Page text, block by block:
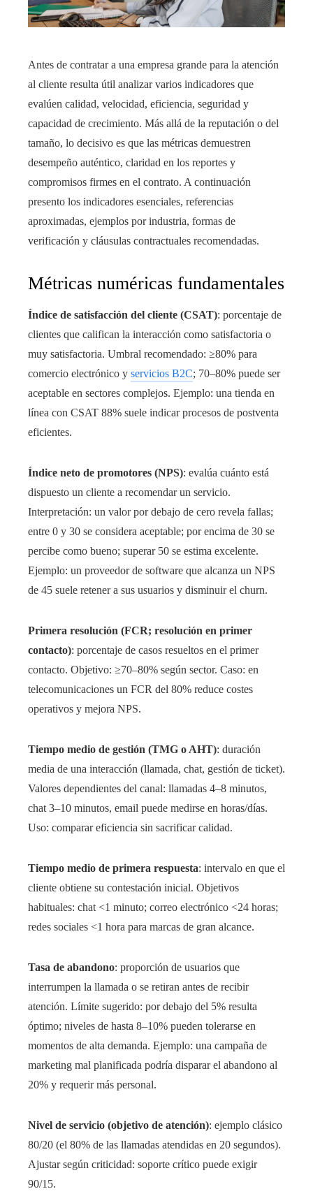
Antes de contratar a una empresa grande para la atención
al cliente resulta útil analizar varios indicadores que
evalúen calidad, velocidad, eficiencia, seguridad y
capacidad de crecimiento. Más allá de la reputación o del
tamaño, lo decisivo es que las métricas demuestren
desempeño auténtico, claridad en los reportes y
compromisos firmes en el contrato. A continuación
presento los indicadores esenciales, referencias
aproximadas, ejemplos por industria, formas de
verificación y cláusulas contractuales recomendadas.
Métricas numéricas fundamentales
Índice de satisfacción del cliente (CSAT): porcentaje de
clientes que califican la interacción como satisfactoria o
muy satisfactoria. Umbral recomendado: ≥80% para
comercio electrónico y servicios B2C; 70–80% puede ser
aceptable en sectores complejos. Ejemplo: una tienda en
línea con CSAT 88% suele indicar procesos de postventa
eficientes.
Índice neto de promotores (NPS): evalúa cuánto está
dispuesto un cliente a recomendar un servicio.
Interpretación: un valor por debajo de cero revela fallas;
entre 0 y 30 se considera aceptable; por encima de 30 se
percibe como bueno; superar 50 se estima excelente.
Ejemplo: un proveedor de software que alcanza un NPS
de 45 suele retener a sus usuarios y disminuir el churn.
Primera resolución (FCR; resolución en primer
contacto): porcentaje de casos resueltos en el primer
contacto. Objetivo: ≥70–80% según sector. Caso: en
telecomunicaciones un FCR del 80% reduce costes
operativos y mejora NPS.
Tiempo medio de gestión (TMG o AHT): duración
media de una interacción (llamada, chat, gestión de ticket).
Valores dependientes del canal: llamadas 4–8 minutos,
chat 3–10 minutos, email puede medirse en horas/días.
Uso: comparar eficiencia sin sacrificar calidad.
Tiempo medio de primera respuesta: intervalo en que el
cliente obtiene su contestación inicial. Objetivos
habituales: chat <1 minuto; correo electrónico <24 horas;
redes sociales <1 hora para marcas de gran alcance.
Tasa de abandono: proporción de usuarios que
interrumpen la llamada o se retiran antes de recibir
atención. Límite sugerido: por debajo del 5% resulta
óptimo; niveles de hasta 8–10% pueden tolerarse en
momentos de alta demanda. Ejemplo: una campaña de
marketing mal planificada podría disparar el abandono al
20% y requerir más personal.
Nivel de servicio (objetivo de atención): ejemplo clásico
80/20 (el 80% de las llamadas atendidas en 20 segundos).
Ajustar según criticidad: soporte crítico puede exigir
90/15.